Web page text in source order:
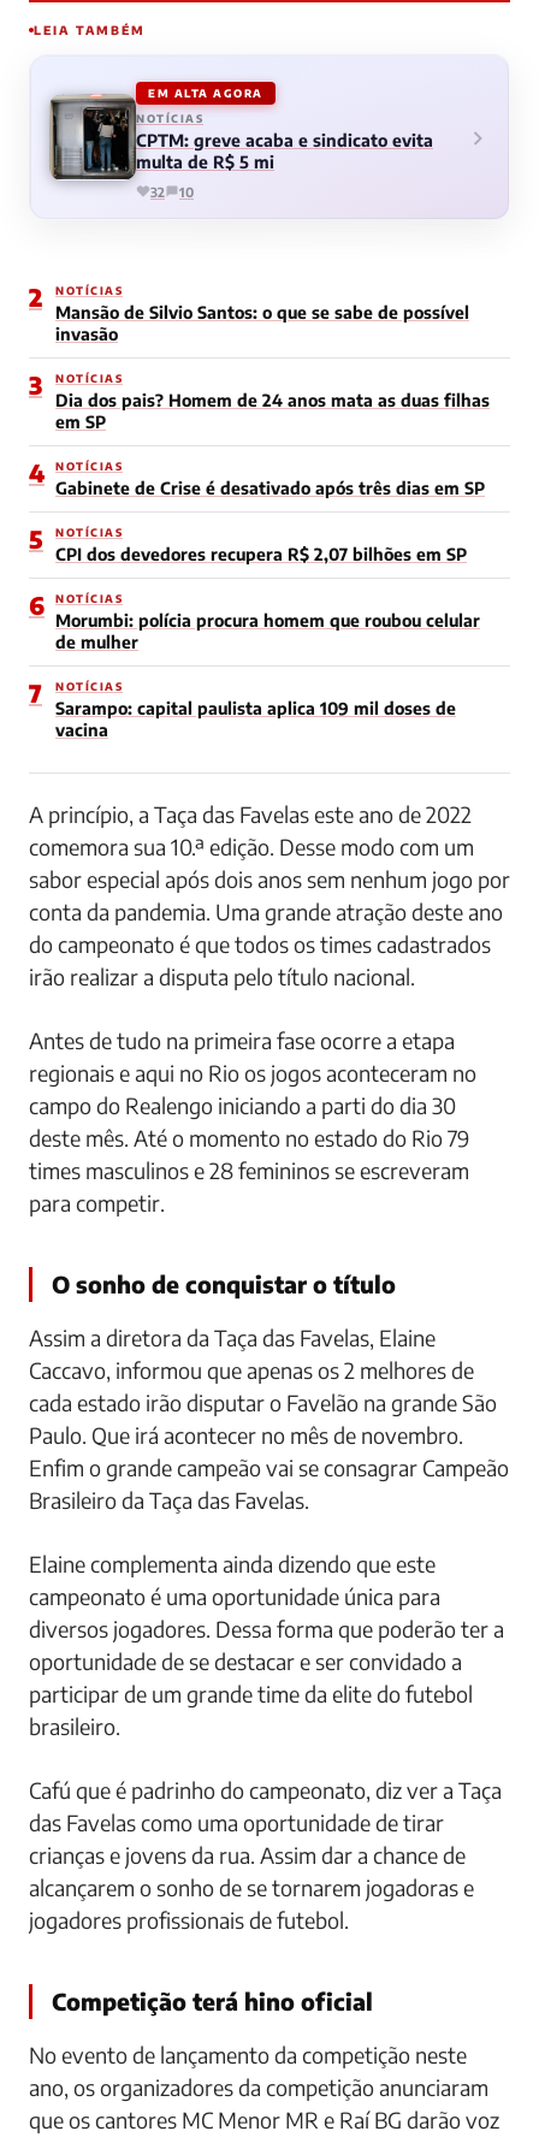
LEIA TAMBÉM
EM ALTA AGORA
NOTÍCIAS
CPTM: greve acaba e sindicato evita
multa de R$ 5 mi
32 10
2 NOTÍCIAS
Mansão de Silvio Santos: o que se sabe de possível
invasão
3 NOTÍCIAS
Dia dos pais? Homem de 24 anos mata as duas filhas
em SP
4 NOTÍCIAS
Gabinete de Crise é desativado após três dias em SP
5 NOTÍCIAS
CPI dos devedores recupera R$ 2,07 bilhões em SP
6 NOTÍCIAS
Morumbi: polícia procura homem que roubou celular
de mulher
7 NOTÍCIAS
Sarampo: capital paulista aplica 109 mil doses de
vacina
A princípio, a Taça das Favelas este ano de 2022
comemora sua 10.ª edição. Desse modo com um
sabor especial após dois anos sem nenhum jogo por
conta da pandemia. Uma grande atração deste ano
do campeonato é que todos os times cadastrados
irão realizar a disputa pelo título nacional.
Antes de tudo na primeira fase ocorre a etapa
regionais e aqui no Rio os jogos aconteceram no
campo do Realengo iniciando a parti do dia 30
deste mês. Até o momento no estado do Rio 79
times masculinos e 28 femininos se escreveram
para competir.
O sonho de conquistar o título
Assim a diretora da Taça das Favelas, Elaine
Caccavo, informou que apenas os 2 melhores de
cada estado irão disputar o Favelão na grande São
Paulo. Que irá acontecer no mês de novembro.
Enfim o grande campeão vai se consagrar Campeão
Brasileiro da Taça das Favelas.
Elaine complementa ainda dizendo que este
campeonato é uma oportunidade única para
diversos jogadores. Dessa forma que poderão ter a
oportunidade de se destacar e ser convidado a
participar de um grande time da elite do futebol
brasileiro.
Cafú que é padrinho do campeonato, diz ver a Taça
das Favelas como uma oportunidade de tirar
crianças e jovens da rua. Assim dar a chance de
alcançarem o sonho de se tornarem jogadoras e
jogadores profissionais de futebol.
Competição terá hino oficial
No evento de lançamento da competição neste
ano, os organizadores da competição anunciaram
que os cantores MC Menor MR e Raí BG darão voz